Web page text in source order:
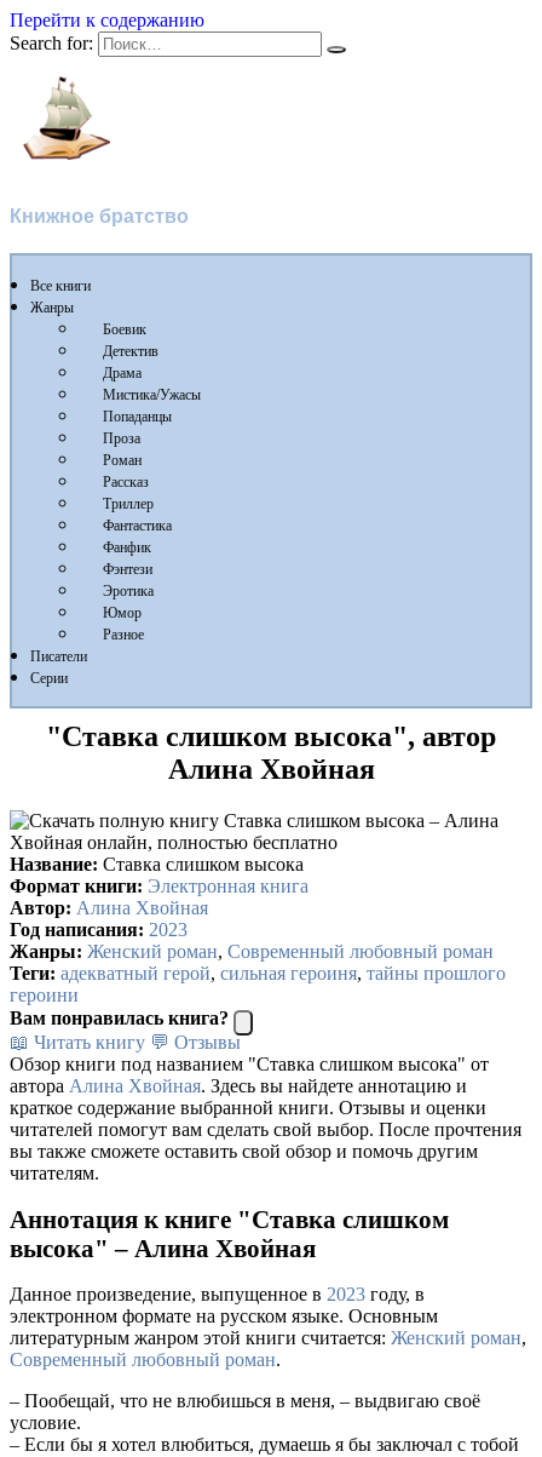
Перейти к содержанию
Search for:
Книжное братство
Все книги
Жанры
Боевик
Детектив
Драма
Мистика/Ужасы
Попаданцы
Проза
Роман
Рассказ
Триллер
Фантастика
Фанфик
Фэнтези
Эротика
Юмор
Разное
Писатели
Серии
"Ставка слишком высока", автор
Алина Хвойная
Название: Ставка слишком высока
Формат книги: Электронная книга
Автор: Алина Хвойная
Год написания: 2023
Жанры: Женский роман, Современный любовный роман
Теги: адекватный герой, сильная героиня, тайны прошлого
героини
Вам понравилась книга?
📖 Читать книгу 💬 Отзывы
Обзор книги под названием "Ставка слишком высока" от
автора Алина Хвойная. Здесь вы найдете аннотацию и
краткое содержание выбранной книги. Отзывы и оценки
читателей помогут вам сделать свой выбор. После прочтения
вы также сможете оставить свой обзор и помочь другим
читателям.
Аннотация к книге "Ставка слишком
высока" – Алина Хвойная
Данное произведение, выпущенное в 2023 году, в
электронном формате на русском языке. Основным
литературным жанром этой книги считается: Женский роман,
Современный любовный роман.
– Пообещай, что не влюбишься в меня, – выдвигаю своё
условие.
– Если бы я хотел влюбиться, думаешь я бы заключал с тобой